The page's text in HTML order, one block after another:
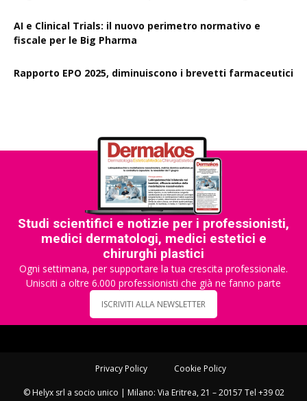
AI e Clinical Trials: il nuovo perimetro normativo e
fiscale per le Big Pharma
Rapporto EPO 2025, diminuiscono i brevetti farmaceutici
Studi scientifici e notizie per i professionisti,
medici dermatologi, medici estetici e
chirurghi plastici
Ogni settimana, per supportare la tua crescita professionale.
Unisciti a oltre 6.000 professionisti che già ne fanno parte
ISCRIVITI ALLA NEWSLETTER
Privacy Policy Cookie Policy
© Helyx srl a socio unico | Milano: Via Eritrea, 21 – 20157 Tel +39 02